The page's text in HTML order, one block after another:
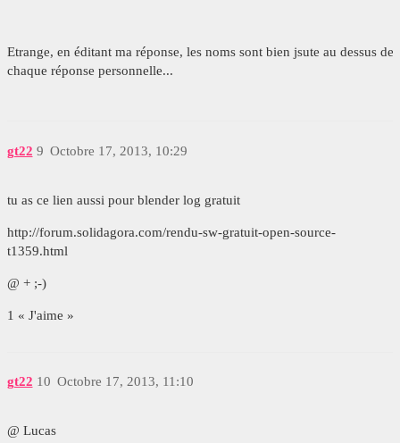
Etrange, en éditant ma réponse, les noms sont bien jsute au dessus de
chaque réponse personnelle...
gt22 Octobre 17, 2013, 10:29
9
tu as ce lien aussi pour blender log gratuit
http://forum.solidagora.com/rendu-sw-gratuit-open-source-
t1359.html
@ + ;-)
1 « J'aime »
gt22 Octobre 17, 2013, 11:10
10
@ Lucas